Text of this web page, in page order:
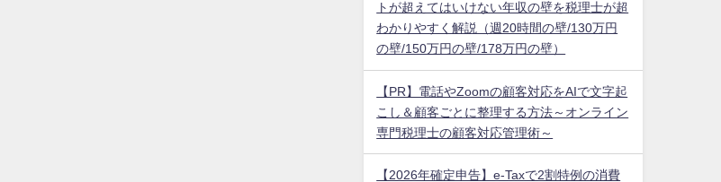
トが超えてはいけない年収の壁を税理士が超
わかりやすく解説（週20時間の壁/130万円
の壁/150万円の壁/178万円の壁）
【PR】電話やZoomの顧客対応をAIで文字起
こし＆顧客ごとに整理する方法～オンライン
専門税理士の顧客対応管理術～
【2026年確定申告】e-Taxで2割特例の消費